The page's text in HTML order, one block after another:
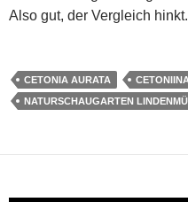
Also gut, der Vergleich
CETONIA AURATA
NATURSCHAUGARTEN